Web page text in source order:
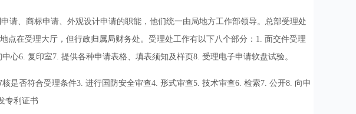
、商标申请、外观设计申请的职能，他们统一由局地方工作部领导。总部受理处
点在受理大厅，但行政归属局财务处。受理处工作有以下八个部分：1. 面交件受理
心6. 复印室7. 提供各种申请表格、填表须知及样页8. 受理电子申请软盘试验。
否符合受理条件3. 进行国防安全审查4. 形式审查5. 技术审查6. 检索7. 公开8. 向申
专利证书